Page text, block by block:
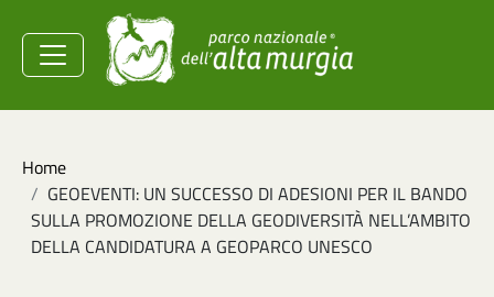
Salta al contenuto principale
della Sicurezza
Energetica
Home
GEOEVENTI: UN SUCCESSO DI ADESIONI PER IL BANDO
SULLA PROMOZIONE DELLA GEODIVERSITÀ NELL’AMBITO
DELLA CANDIDATURA A GEOPARCO UNESCO